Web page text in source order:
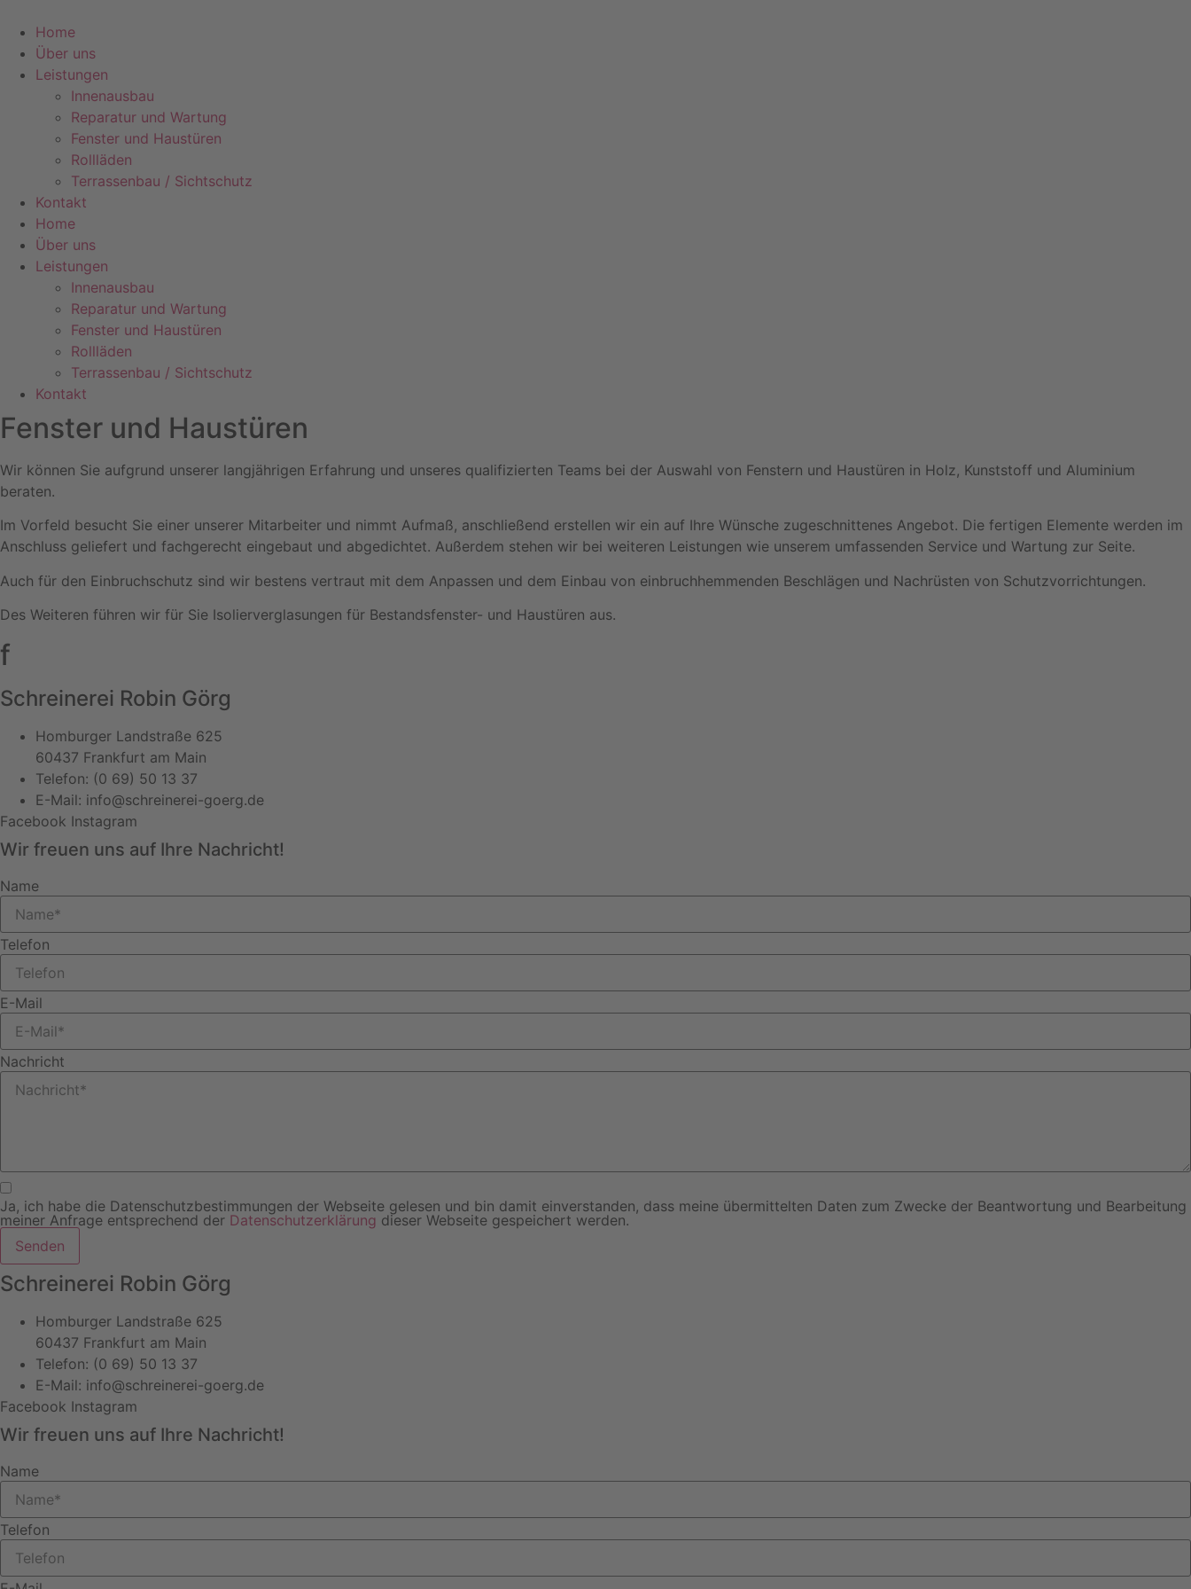
Inhalt
springen
Home
Über uns
Leistungen
Innenausbau
Reparatur und Wartung
Fenster und Haustüren
Rollläden
Terrassenbau / Sichtschutz
Kontakt
Home
Über uns
Leistungen
Innenausbau
Reparatur und Wartung
Fenster und Haustüren
Rollläden
Terrassenbau / Sichtschutz
Kontakt
Fenster und Haustüren
Wir können Sie aufgrund unserer langjährigen Erfahrung und unseres qualifizierten Teams bei der Auswahl von Fenstern und Haustüren in Holz, Kunststoff und Aluminium
beraten.
Im Vorfeld besucht Sie einer unserer Mitarbeiter und nimmt Aufmaß, anschließend erstellen wir ein auf Ihre Wünsche zugeschnittenes Angebot. Die fertigen Elemente werden im
Anschluss geliefert und fachgerecht eingebaut und abgedichtet. Außerdem stehen wir bei weiteren Leistungen wie unserem umfassenden Service und Wartung zur Seite.
Auch für den Einbruchschutz sind wir bestens vertraut mit dem Anpassen und dem Einbau von einbruchhemmenden Beschlägen und Nachrüsten von Schutzvorrichtungen.
Des Weiteren führen wir für Sie Isolierverglasungen für Bestandsfenster- und Haustüren aus.
f
Schreinerei Robin Görg
Homburger Landstraße 625
60437 Frankfurt am Main
Telefon: (0 69) 50 13 37
E-Mail: info@schreinerei-goerg.de
Facebook Instagram
Wir freuen uns auf Ihre Nachricht!
Name
Telefon
E-Mail
Nachricht
Ja, ich habe die Datenschutzbestimmungen der Webseite gelesen und bin damit einverstanden, dass meine übermittelten Daten zum Zwecke der Beantwortung und Bearbeitung
meiner Anfrage entsprechend der Datenschutzerklärung dieser Webseite gespeichert werden.
Senden
Schreinerei Robin Görg
Homburger Landstraße 625
60437 Frankfurt am Main
Telefon: (0 69) 50 13 37
E-Mail: info@schreinerei-goerg.de
Facebook Instagram
Wir freuen uns auf Ihre Nachricht!
Name
Telefon